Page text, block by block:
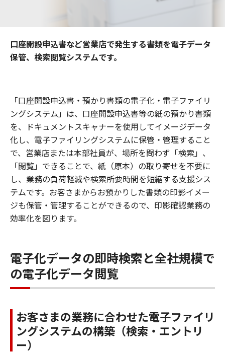
口座開設申込書など営業店で発生する書類を電子データ
保管、検索閲覧システムです。
「口座開設申込書・預かり書類の電子化・電子ファイリ
ングシステム」は、口座開設申込書等の紙の預かり書類
を、ドキュメントスキャナーを使用してイメージデータ
化し、電子ファイリングシステムに保管・管理すること
で、営業店または本部社員が、場所を問わず「検索」、
「閲覧」できることで、紙（原本）の取り寄せを不要に
し、業務の負荷軽減や検索所要時間を短縮する支援シス
テムです。お客さまからお預かりした書類の印影イメー
ジも保管・管理することができるので、印影確認業務の
効率化を図ります。
電子化データの即時検索と全社規模で
の電子化データ閲覧
お客さまの業務に合わせた電子ファイリ
ングシステムの構築（検索・エントリ
ー）